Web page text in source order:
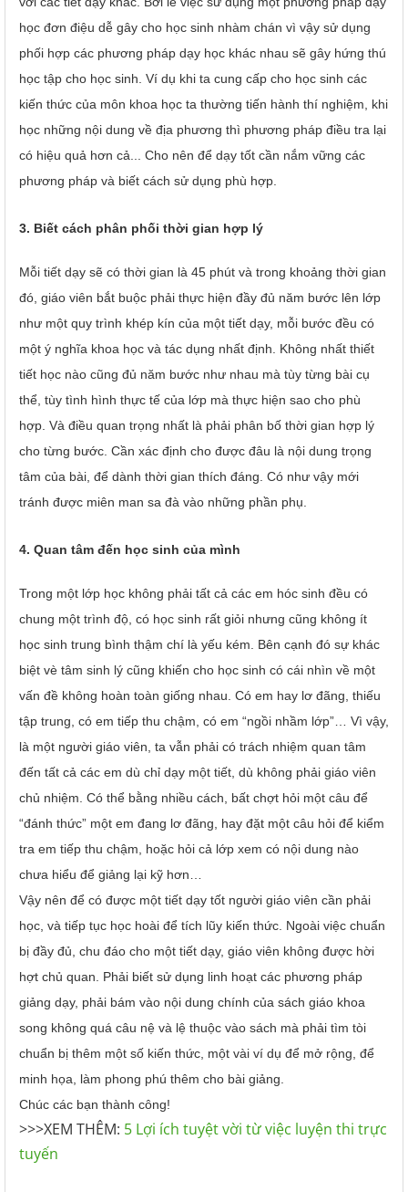
học đơn điệu dễ gây cho học sinh nhàm chán vì vậy sử dụng
phối hợp các phương pháp dạy học khác nhau sẽ gây hứng thú
học tập cho học sinh. Ví dụ khi ta cung cấp cho học sinh các
kiến thức của môn khoa học ta thường tiến hành thí nghiệm, khi
học những nội dung về địa phương thì phương pháp điều tra lại
có hiệu quả hơn cả... Cho nên để dạy tốt cần nắm vững các
phương pháp và biết cách sử dụng phù hợp.
3. Biết cách phân phối thời gian hợp lý
Mỗi tiết dạy sẽ có thời gian là 45 phút và trong khoảng thời gian
đó, giáo viên bắt buộc phải thực hiện đầy đủ năm bước lên lớp
như một quy trình khép kín của một tiết dạy, mỗi bước đều có
một ý nghĩa khoa học và tác dụng nhất định. Không nhất thiết
tiết học nào cũng đủ năm bước như nhau mà tùy từng bài cụ
thể, tùy tình hình thực tế của lớp mà thực hiện sao cho phù
hợp. Và điều quan trọng nhất là phải phân bố thời gian hợp lý
cho từng bước. Cần xác định cho được đâu là nội dung trọng
tâm của bài, để dành thời gian thích đáng. Có như vậy mới
tránh được miên man sa đà vào những phần phụ.
4. Quan tâm đến học sinh của mình
Trong một lớp học không phải tất cả các em hóc sinh đều có
chung một trình độ, có học sinh rất giỏi nhưng cũng không ít
học sinh trung bình thậm chí là yếu kém. Bên cạnh đó sự khác
biệt vè tâm sinh lý cũng khiến cho học sinh có cái nhìn về một
vấn đề không hoàn toàn giống nhau. Có em hay lơ đãng, thiếu
tập trung, có em tiếp thu chậm, có em “ngồi nhầm lớp”… Vì vậy,
là một người giáo viên, ta vẫn phải có trách nhiệm quan tâm
đến tất cả các em dù chỉ dạy một tiết, dù không phải giáo viên
chủ nhiệm. Có thể bằng nhiều cách, bất chợt hỏi một câu để
“đánh thức” một em đang lơ đãng, hay đặt một câu hỏi để kiểm
tra em tiếp thu chậm, hoặc hỏi cả lớp xem có nội dung nào
chưa hiểu để giảng lại kỹ hơn…
Vậy nên để có được một tiết dạy tốt người giáo viên cần phải
học, và tiếp tục học hoài để tích lũy kiến thức. Ngoài việc chuẩn
bị đầy đủ, chu đáo cho một tiết dạy, giáo viên không được hời
hợt chủ quan. Phải biết sử dụng linh hoạt các phương pháp
giảng dạy, phải bám vào nội dung chính của sách giáo khoa
song không quá câu nệ và lệ thuộc vào sách mà phải tìm tòi
chuẩn bị thêm một số kiến thức, một vài ví dụ để mở rộng, để
minh họa, làm phong phú thêm cho bài giảng.
Chúc các bạn thành công!
>>>XEM THÊM: 5 Lợi ích tuyệt vời từ việc luyện thi trực
tuyến